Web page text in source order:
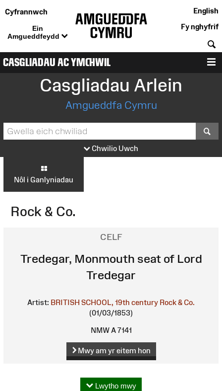
Cyfrannwch
Ein
Amgueddfeydd
English
Fy nghyfrif
CASGLIADAU AC YMCHWIL
Casgliadau Arlein
Amgueddfa Cymru
Chwilio Uwch
Nôl i Ganlyniadau
Rock & Co.
CELF
Tredegar, Monmouth seat of Lord
Tredegar
Artist: BRITISH SCHOOL, 19th century Rock & Co.
(01/03/1853)
NMW A 7141
Mwy am yr eitem hon
Lwytho mwy